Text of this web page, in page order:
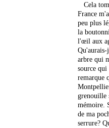
Cela
France
peu plus
la
l'œil aux
Qu'aurais-
arbre qui
source
remarque
grenouille
mémoire.
de ma
serrure?